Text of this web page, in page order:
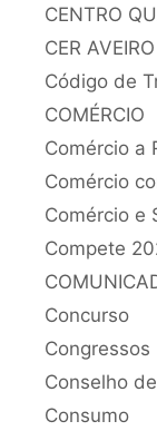
CENTRO
CER AVEIRO
Código de
COMÉRCIO
Comércio a
Comércio
Comércio e
Compete
Concurso
Congressos
Conselho
Consumo